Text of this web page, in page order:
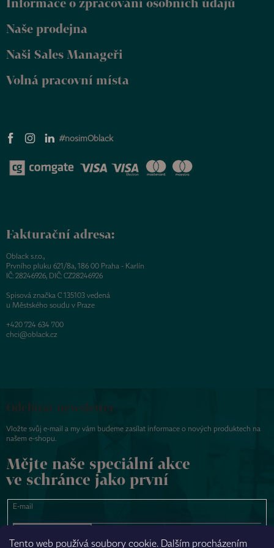
Tento web používá soubory cookie. Dalším procházením
Naše prodejna
Naši Sales Manageři
Volná pracovní místa
#nosimOblack
Fakturační adresa:
Oblack s.r.o.,
Prvního pluku 621/8a, 186 00 Praha - Karlín
IČ: 28246926, DIČ: CZ28246926
Spisová značka C 135103 vedená
u Městského soudu v Praze
+420 724 634 700
chci@oblack.cz
Odebírat newsletter
Vložte svůj e-mail a my vám budeme zasílat informace o nových produktech na
našem e-shopu.
Mějte naše speciální akce
ve schránce jako první
E-mail